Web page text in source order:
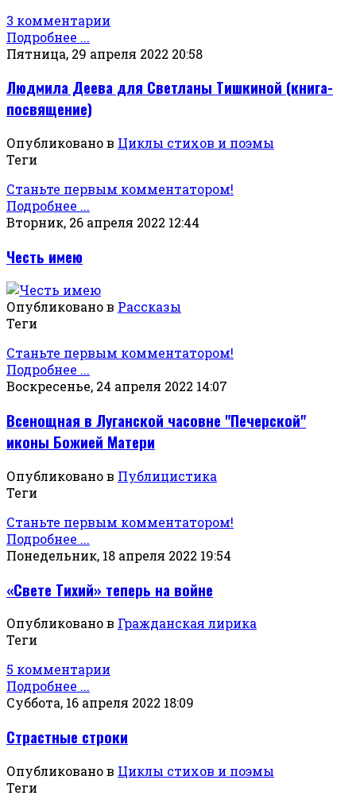
3 комментарии
Подробнее ...
Пятница, 29 апреля 2022 20:58
Людмила Деева для Светланы Тишкиной (книга-
посвящение)
Опубликовано в Циклы стихов и поэмы
Теги
Станьте первым комментатором!
Подробнее ...
Вторник, 26 апреля 2022 12:44
Честь имею
Опубликовано в Рассказы
Теги
Станьте первым комментатором!
Подробнее ...
Воскресенье, 24 апреля 2022 14:07
Всенощная в Луганской часовне "Печерской"
иконы Божией Матери
Опубликовано в Публицистика
Теги
Станьте первым комментатором!
Подробнее ...
Понедельник, 18 апреля 2022 19:54
«Свете Тихий» теперь на войне
Опубликовано в Гражданская лирика
Теги
5 комментарии
Подробнее ...
Суббота, 16 апреля 2022 18:09
Страстные строки
Опубликовано в Циклы стихов и поэмы
Теги